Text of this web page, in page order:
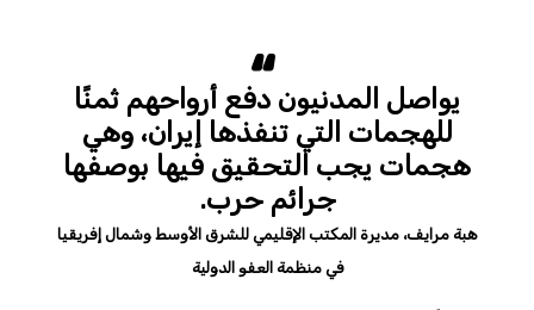
يواصل المدنيون دفع أرواحهم ثمنًا
للهجمات التي تنفذها إيران، وهي
هجمات يجب التحقيق فيها بوصفها
جرائم حرب.
هبة مرايف، مديرة المكتب الإقليمي للشرق الأوسط وشمال إفريقيا
في منظمة العفو الدولية